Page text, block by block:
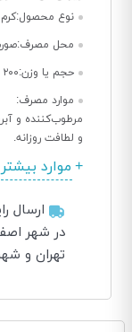
نوع محصول:کرم
محل مصرف:
حجم یا وزن:۲۰۰ میلی لیتر
موارد مصرف:
مرطوب‌کننده و
و لطافت روزانه.
موارد بیشتر
ارسال
در شهر
تهران و